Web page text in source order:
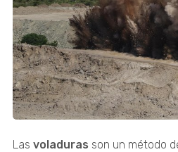
Las voladuras son un método